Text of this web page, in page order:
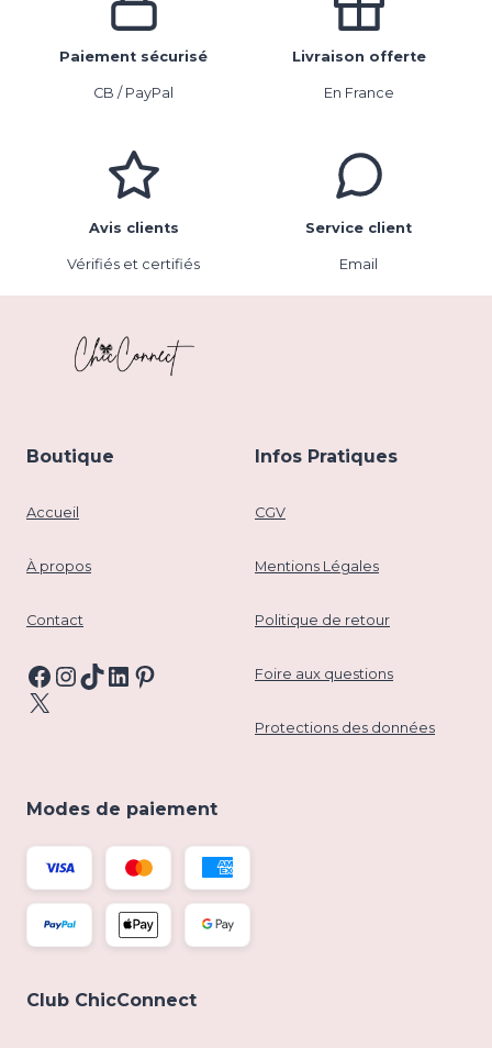
Paiement sécurisé
CB / PayPal
Livraison offerte
En France
Avis clients
Vérifiés et certifiés
Service client
Email
Boutique
Accueil
À propos
Contact
Facebook
Instagram
TikTok
LinkedIn
Pinterest
X
Infos Pratiques
CGV
Mentions Légales
Politique de retour
Foire aux questions
Protections des données
Modes de paiement
Club ChicConnect